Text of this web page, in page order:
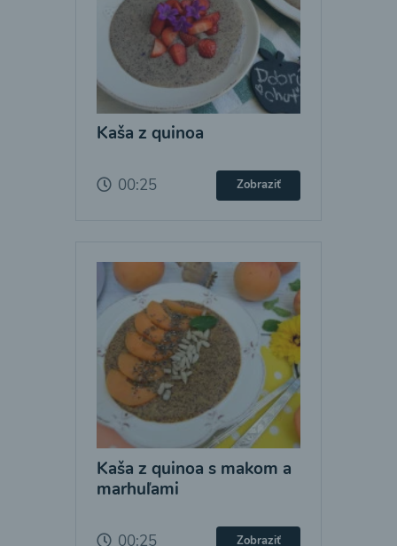
Kaša z quinoa
00:25 Zobraziť
Kaša z quinoa s makom a
marhuľami
00:25 Zobraziť